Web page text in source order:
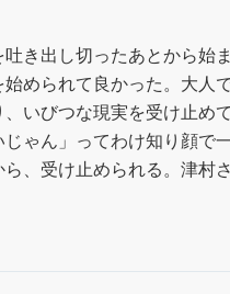
き出し切ったあとから始
められて良かった。大人
いびつな現実を受け止め
ゃん」ってわけ知り顔で
、受け止められる。津村さ